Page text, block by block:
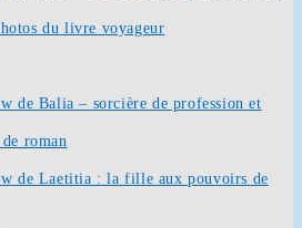
du livre voyageur
de Balia – sorcière de profession et
roman
de Laetitia : la fille aux pouvoirs de